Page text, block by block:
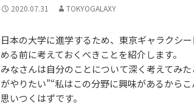
2020.07.31 TOKYOGALAXY
日本の大学に進学するため、東京ギャラクシ
める前に考えておくべきことを紹介します。
みなさんは自分のことについて深く考えてみ
がやりたい”“私はこの分野に興味があるから
思いつくはずです。